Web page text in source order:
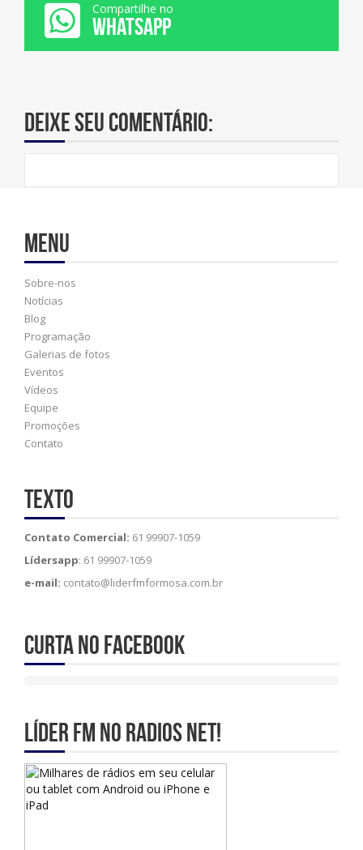
Compartilhe no
WHATSAPP
Deixe seu comentário:
Menu
Sobre-nos
Notícias
Blog
Programação
Galerias de fotos
Eventos
Vídeos
Equipe
Promoções
Contato
Texto
Contato Comercial: 61 99907-1059
Lídersapp: 61 99907-1059
e-mail: contato@liderfmformosa.com.br
Curta no Facebook
Líder Fm no Radios Net!